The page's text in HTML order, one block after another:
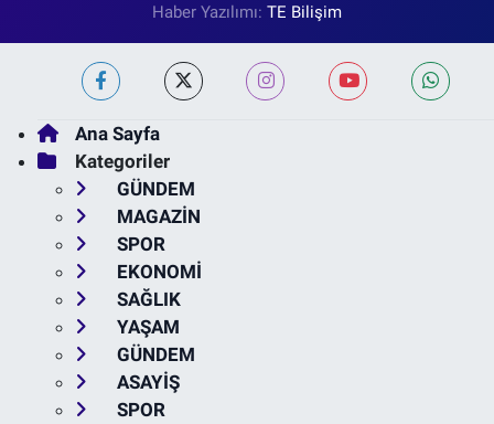
Haber Yazılımı: TE Bilişim
Ana Sayfa
Kategoriler
GÜNDEM
MAGAZİN
SPOR
EKONOMİ
SAĞLIK
YAŞAM
GÜNDEM
ASAYİŞ
SPOR